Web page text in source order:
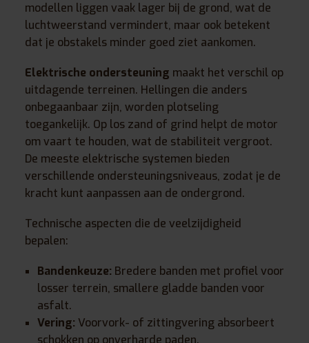
modellen liggen vaak lager bij de grond, wat de
luchtweerstand vermindert, maar ook betekent
dat je obstakels minder goed ziet aankomen.
Elektrische ondersteuning maakt het verschil op
uitdagende terreinen. Hellingen die anders
onbegaanbaar zijn, worden plotseling
toegankelijk. Op los zand of grind helpt de motor
om vaart te houden, wat de stabiliteit vergroot.
De meeste elektrische systemen bieden
verschillende ondersteuningsniveaus, zodat je de
kracht kunt aanpassen aan de ondergrond.
Technische aspecten die de veelzijdigheid
bepalen:
Bandenkeuze: Bredere banden met profiel voor
losser terrein, smallere gladde banden voor
asfalt.
Vering: Voorvork- of zittingvering absorbeert
schokken op onverharde paden.